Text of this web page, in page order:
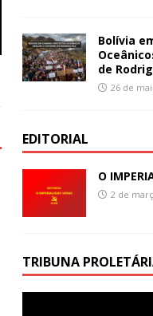
Bolívia
de
26 de
EDITORIAL
O
2 de
TRIBUNA